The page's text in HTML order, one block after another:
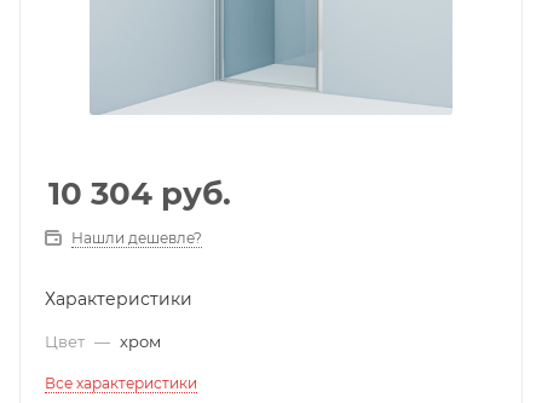
10 304 руб.
Нашли дешевле?
Характеристики
Цвет — хром
Все характеристики